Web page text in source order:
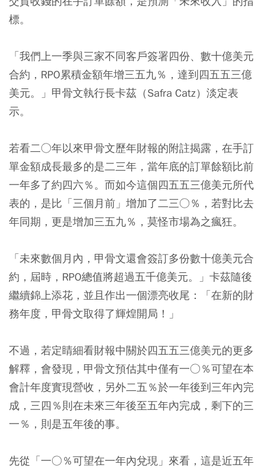
標。
「我們上一季與三家不同客戶簽署四份、數十億美元
合約，RPO累積金額年增三五九％，達到四五五三億
美元。」甲骨文執行長卡茲（Safra Catz）淡定表
示。
若看二○年以來甲骨文歷年財報的附註揭露，在手訂
單金額成長最多的是二三年，當年底的訂單餘額比前
一年多了約四六％。而如今這個四五五三億美元所代
表的，是比「三個月前」增加了二三○％，若對比去
年同期，更是增加三五九％，莫怪市場為之瘋狂。
「未來數個月內，甲骨文還會簽訂多份數十億美元合
約，屆時，RPO總值將超過五千億美元。」卡茲隨後
繼續錦上添花，並且作出一個漂亮收尾：「在新的財
務年度，甲骨文取得了輝煌開局！」
不過，若定睛細看財報中關於四五五三億美元的更多
解釋，會發現，甲骨文預估其中僅有一○％可望在本
會計年度實現營收，另外二五％於一年後到三年內完
成，三四％則在未來三年後至五年內完成，剩下的三
一％，則是五年後的事。
先從「一○％可望在一年內兌現」來看，這是近五年